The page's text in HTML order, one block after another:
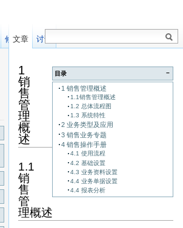
−
目录
1 销售管理概述
1.1销售管理概述
1.2 总体流程图
1.3 系统特性
2 业务类型及应用
3 销售业务专题
4 销售操作手册
4.1 使用流程
4.2 基础设置
4.3 业务资料设置
4.4 业务单据设置
4.4 报表分析
1
销
售
管
理
概
述
1.1
销
售
管
理概述
文章 讨论
修订记录